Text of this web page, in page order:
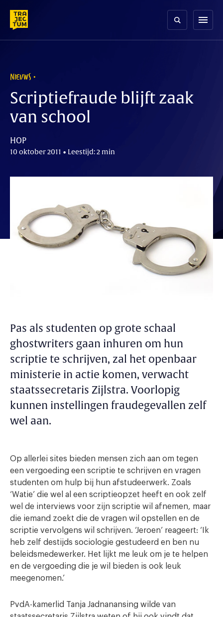
content
menu
NIEUWS
Scriptiefraude blijft zaak
van school
HOP
10 oktober 2011 • Leestijd: 2 min
Pas als studenten op grote schaal
ghostwriters gaan inhuren om hun
scriptie te schrijven, zal het openbaar
ministerie in actie komen, verwacht
staatssecretaris Zijlstra. Voorlopig
kunnen instellingen fraudegevallen zelf
wel aan.
Op allerlei sites bieden mensen zich aan om tegen
een vergoeding een scriptie te schrijven en vragen
studenten om hulp bij hun afstudeerwerk. Zoals
‘Watie’ die wel al een scriptieopzet heeft en ook zelf
wel de interviews voor zijn scriptie wil afnemen, maar
die iemand zoekt die de vragen wil opstellen en de
scriptie vervolgens wil schrijven. ‘Jeroen’ reageert: ‘Ik
heb zelf destijds sociologie gestudeerd en ben nu
beleidsmedewerker. Het lijkt me leuk om je te helpen
en de vergoeding die je wil bieden is ook leuk
meegenomen.’
PvdA-kamerlid Tanja Jadnanansing wilde van